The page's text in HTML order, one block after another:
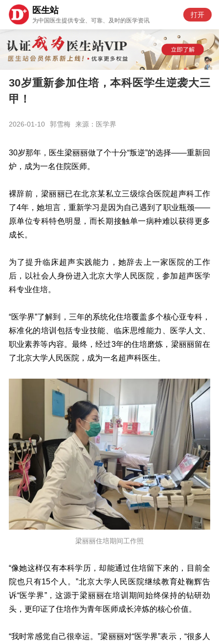
医生站
为中国医生提供专业、可靠、及时的医学资讯
打开
30岁重新参加住培，本科医学生逆袭大三
甲！
2026-01-10 郭雪梅 来源：医学界
30岁那年，医生梁丽丽做了个十分“叛逆”的选择——重新回
炉，成为一名住院医师。
裸辞前，梁丽丽已在北京某私立三级综合医院超声科工作
了4年，她坦言，重新学习是因为自己遇到了职业瓶颈——
原单位专科特色明显，而长期接触单一病种难以获得更多
成长。
为了提升临床超声实践能力，她辞去上一家医院的工作
后，以社会人身份进入北京大学人民医院，参加超声医学
科专业住培。
“医学界”了解到，三年的系统化住培覆盖多个核心亚专科，
标准化的培训包括专业技能、临床思维能力、医学人文、
职业素养等内容。最终，经过3年的住培磨炼，梁丽丽留在
了北京大学人民医院，成为一名超声科医生。
梁丽丽住培期间工作照
“像她这样仅有本科学历，却能通过住培留下来的，目前全
院也只有15个人。”北京大学人民医院继续教育处鞠辉告
诉“医学界”，这源于梁丽丽在培训期间始终保持的钻研劲
头，更印证了住培作为青年医师成长淬炼的核心价值。
“我时常感觉自己很幸运。”梁丽丽对“医学界”表示，“很多人